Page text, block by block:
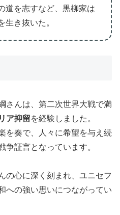
道を志すなど、黒柳家は
生き抜いた。
さんは、第二次世界大戦で満
ア抑留を経験しました。
を奏で、人々に希望を与え続
争証言となっています。
の心に深く刻まれ、ユニセフ
への強い思いにつながってい